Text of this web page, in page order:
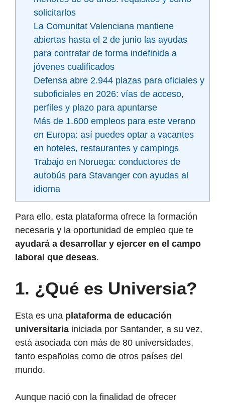
solicitarlos
La Comunitat Valenciana mantiene
abiertas hasta el 2 de junio las ayudas
para contratar de forma indefinida a
jóvenes cualificados
Defensa abre 2.944 plazas para oficiales y
suboficiales en 2026: vías de acceso,
perfiles y plazo para apuntarse
Más de 1.600 empleos para este verano
en Europa: así puedes optar a vacantes
en hoteles, restaurantes y campings
Trabajo en Noruega: conductores de
autobús para Stavanger con ayudas al
idioma
Para ello, esta plataforma ofrece la formación
necesaria y la oportunidad de empleo que te
ayudará a desarrollar y ejercer en el campo
laboral que deseas.
1. ¿Qué es Universia?
Esta es una plataforma de educación
universitaria iniciada por Santander, a su vez,
está asociada con más de 80 universidades,
tanto españolas como de otros países del
mundo.
Aunque nació con la finalidad de ofrecer